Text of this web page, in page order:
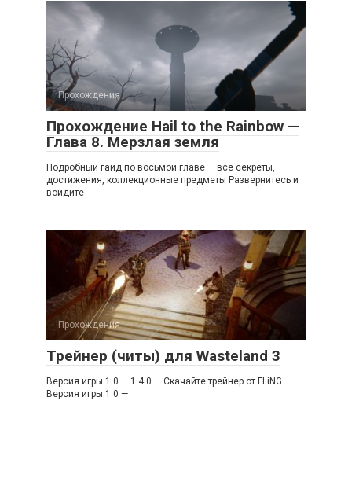
Прохождения
Прохождение Hail to the Rainbow —
Глава 8. Мерзлая земля
Подробный гайд по восьмой главе — все секреты,
достижения, коллекционные предметы Развернитесь и
войдите
Прохождения
Трейнер (читы) для Wasteland 3
Версия игры 1.0 — 1.4.0 — Скачайте трейнер от FLiNG
Версия игры 1.0 —